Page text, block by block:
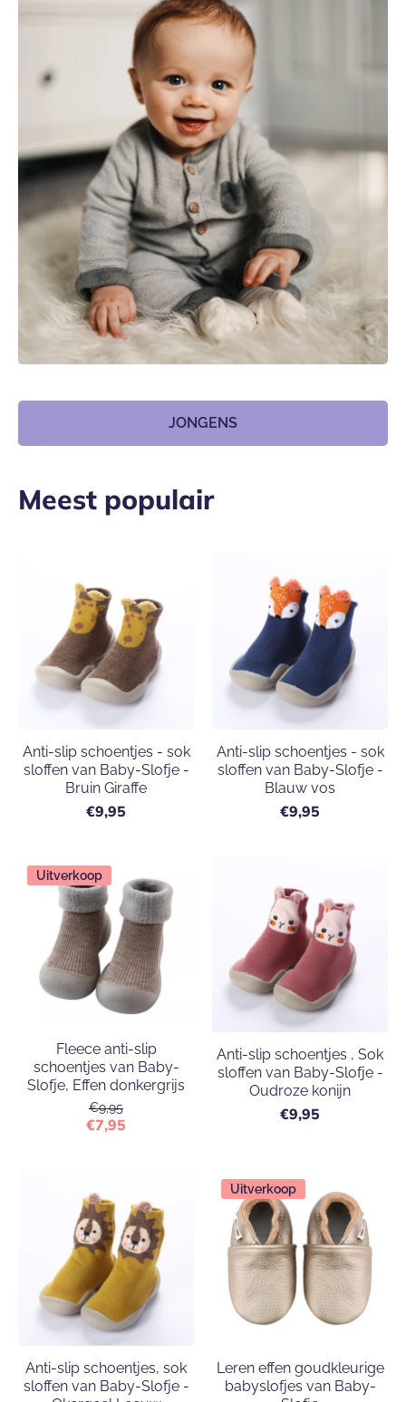
JONGENS
Meest populair
Anti-slip schoentjes - sok
sloffen van Baby-Slofje -
Bruin Giraffe
€9,95
Anti-slip schoentjes - sok
sloffen van Baby-Slofje -
Blauw vos
€9,95
Uitverkoop
Fleece anti-slip
schoentjes van Baby-
Slofje, Effen donkergrijs
€9,95
€7,95
Anti-slip schoentjes , Sok
sloffen van Baby-Slofje -
Oudroze konijn
€9,95
Anti-slip schoentjes, sok
sloffen van Baby-Slofje -
Uitverkoop
Leren effen goudkleurige
babyslofjes van Baby-